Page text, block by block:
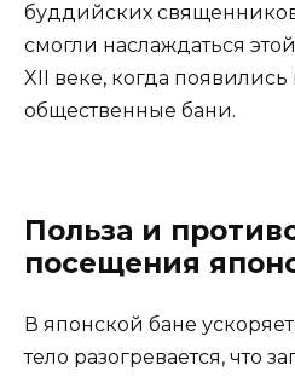
буддийских
смогли наслаждаться
XII веке, когда
общественные бани.
Польза и
посещения
В японской бане
тело разогревается, что